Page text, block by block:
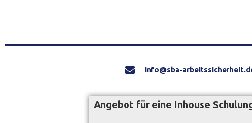
info@sba-
Angebot für eine Inhouse